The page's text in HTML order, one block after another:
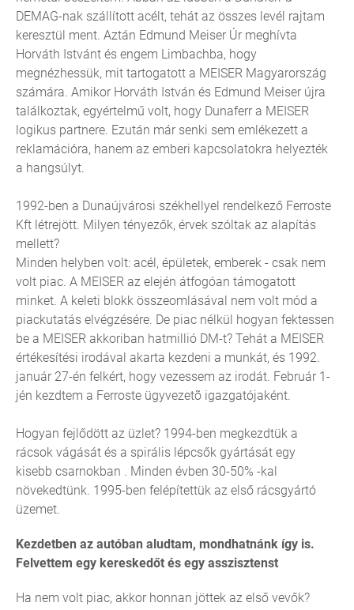
DEMAG-nak szállított acélt, tehát az összes levél rajtam
keresztül ment. Aztán Edmund Meiser Úr meghívta
Horváth Istvánt és engem Limbachba, hogy
megnézhessük, mit tartogatott a MEISER Magyarország
számára. Amikor Horváth István és Edmund Meiser újra
találkoztak, egyértelmű volt, hogy Dunaferr a MEISER
logikus partnere. Ezután már senki sem emlékezett a
reklamációra, hanem az emberi kapcsolatokra helyezték
a hangsúlyt.
1992-ben a Dunaújvárosi székhellyel rendelkező Ferroste
Kft létrejött. Milyen tényezők, érvek szóltak az alapítás
mellett?
Minden helyben volt: acél, épületek, emberek - csak nem
volt piac. A MEISER az elején átfogóan támogatott
minket. A keleti blokk összeomlásával nem volt mód a
piackutatás elvégzésére. De piac nélkül hogyan fektessen
be a MEISER akkoriban hatmillió DM-t? Tehát a MEISER
értékesítési irodával akarta kezdeni a munkát, és 1992.
január 27-én felkért, hogy vezessem az irodát. Február 1-
jén kezdtem a Ferroste ügyvezetõ igazgatójaként.
Hogyan fejlődött az üzlet? 1994-ben megkezdtük a
rácsok vágását és a spirális lépcsők gyártását egy
kisebb csarnokban . Minden évben 30-50% -kal
növekedtünk. 1995-ben felépítettük az első rácsgyártó
üzemet.
Kezdetben az autóban aludtam, mondhatnánk így is.
Felvettem egy kereskedőt és egy asszisztenst
Ha nem volt piac, akkor honnan jöttek az első vevők?